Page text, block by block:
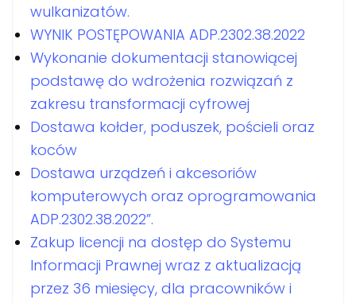
wulkanizatów.
WYNIK POSTĘPOWANIA ADP.2302.38.2022
Wykonanie dokumentacji stanowiącej
podstawę do wdrożenia rozwiązań z
zakresu transformacji cyfrowej
Dostawa kołder, poduszek, pościeli oraz
koców
Dostawa urządzeń i akcesoriów
komputerowych oraz oprogramowania
ADP.2302.38.2022”.
Zakup licencji na dostęp do Systemu
Informacji Prawnej wraz z aktualizacją
przez 36 miesięcy, dla pracowników i